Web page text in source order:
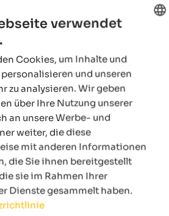
GERMAN
verwendet
Cookies, um Inhalte und
personalisieren und unseren
zu analysieren. Wir geben
über Ihre Nutzung unserer
an unsere Werbe- und
weiter, die diese
mit anderen Informationen
die Sie ihnen bereitgestellt
sie im Rahmen Ihrer
Dienste gesammelt haben.